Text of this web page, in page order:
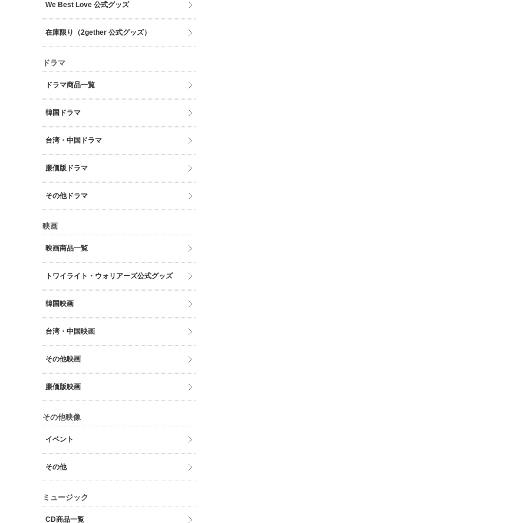
We Best Love 公式グッズ
在庫限り（2gether 公式グッズ）
ドラマ
ドラマ商品一覧
韓国ドラマ
台湾・中国ドラマ
廉価版ドラマ
その他ドラマ
映画
映画商品一覧
トワイライト・ウォリアーズ公式グッズ
韓国映画
台湾・中国映画
その他映画
廉価版映画
その他映像
イベント
その他
ミュージック
CD商品一覧